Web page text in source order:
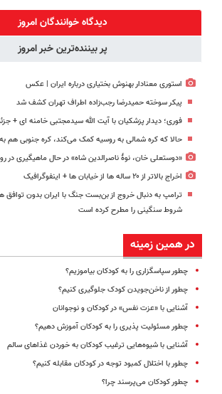
🔥 پرداخت
درب منزل
های بی برقی⚡
دیدگاه خوانندگان امروز
پر بیننده‌ترین خبر امروز
استوری معنادار بهنوش بختیاری درباره ایران | عکس
پیکر سوخته حمیدرضا رجب‌زاده اطراف تهران کشف شد
فوری؛ دیدار پزشکیان با آیت الله سیدمجتبی خامنه ای +
حالا که کره شمالی به روسیه کمک می‌کند، کره جنوبی هم
«دوستعلی خان، نوۀ ناصرالدین شاه» در حال ماهیگیری در
اخراج بالاتر از ۲۰ ساله ها از خیابان ها + اینفوگرافیک
ترامپ به دنبال خروج از بن‌بست جنگ با ایران بدون توافق
شروط سنگینی را مطرح کرده است
در همین زمینه
چطور سپاسگزاری را به کودکان بیاموزیم؟
چطور از ناخن‌جویدن کودک جلوگیری کنیم؟
آشنایی با «عزت نفس» در کودکان و نوجوانان
چطور مسئولیت پذیری را به کودکان آموزش دهیم؟
آشنایی با شیوه‌هایی ترغیب کودکان به خوردن غذاهای سالم
چطور با اختلال کمبود توجه در کودکان مقابله کنیم؟
چطور کودکان می‌پرسند چرا؟